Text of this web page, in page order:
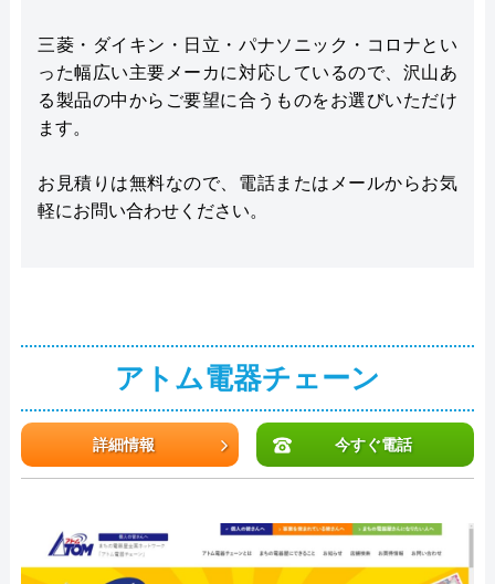
三菱・ダイキン・日立・パナソニック・コロナとい
った幅広い主要メーカに対応しているので、沢山あ
る製品の中からご要望に合うものをお選びいただけ
ます。
お見積りは無料なので、電話またはメールからお気
軽にお問い合わせください。
アトム電器チェーン
詳細情報 今すぐ電話